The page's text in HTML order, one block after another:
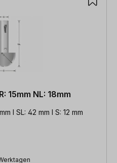
15mm NL: 18mm
l SL: 42 mm l S: 12 mm